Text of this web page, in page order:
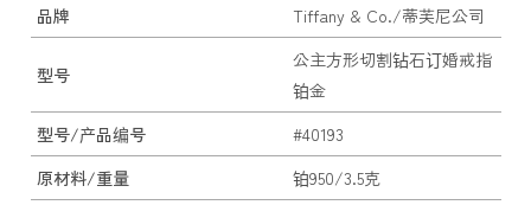
品牌
Tiffany & Co./蒂芙尼公司
型号
公主方形切割钻石订婚戒指
铂金
型号/产品编号
#40193
原材料/重量
铂950/3.5克